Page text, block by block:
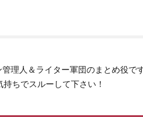
理人＆ライター軍団のまとめ役で
ちでスルーして下さい！